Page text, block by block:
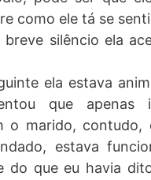
como ele tá se
breve silêncio ela
ela estava
que apenas
o marido, contudo,
estava
do que eu havia